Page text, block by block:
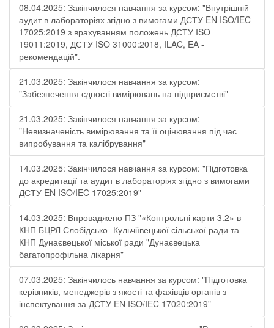
08.04.2025: Закінчилося навчання за курсом: "Внутрішній
аудит в лабораторіях згідно з вимогами ДСТУ EN ISO/IEC
17025:2019 з врахуванням положень ДСТУ ISO
19011:2019, ДСТУ ISO 31000:2018, ILAC, EA -
рекомендацій".
21.03.2025: Закінчилося навчання за курсом:
"Забезпечення єдності вимірювань на підприємстві"
21.03.2025: Закінчилося навчання за курсом:
"Невизначеність вимірювання та її оцінювання під час
випробування та калібрування"
14.03.2025: Закінчилося навчання за курсом: "Підготовка
до акредитації та аудит в лабораторіях згідно з вимогами
ДСТУ EN ISO/IEC 17025:2019"
14.03.2025: Впроваджено ПЗ "«Контрольні карти 3.2» в
КНП БЦРЛ Слобідсько -Кульчіївецької сільської ради та
КНП Дунаєвецької міської ради "Дунаєвецька
багатопрофільна лікарня"
07.03.2025: Закінчилось навчання за курсом: "Підготовка
керівників, менеджерів з якості та фахівців органів з
інспектування за ДСТУ EN ISO/IEC 17020:2019"